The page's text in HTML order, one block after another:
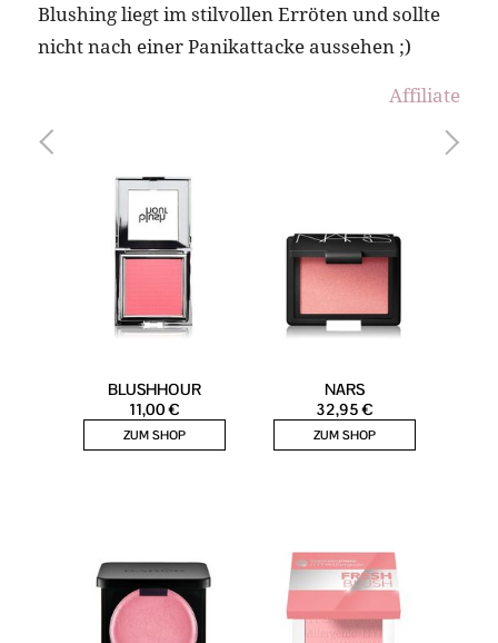
Blushing liegt im stilvollen Erröten und sollte
nicht nach einer Panikattacke aussehen ;)
Affiliate